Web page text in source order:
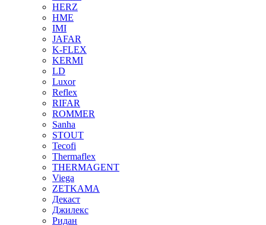
HERZ
HME
IMI
JAFAR
K-FLEX
KERMI
LD
Luxor
Reflex
RIFAR
ROMMER
Sanha
STOUT
Tecofi
Thermaflex
THERMAGENT
Viega
ZETKAMA
Декаст
Джилекс
Ридан